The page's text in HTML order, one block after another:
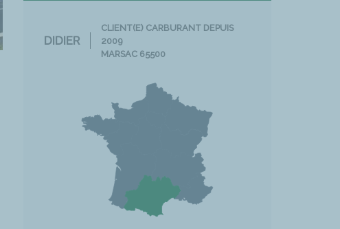
DIDIER
CLIENT(E) CARBURANT DEPUIS
2009
MARSAC 65500